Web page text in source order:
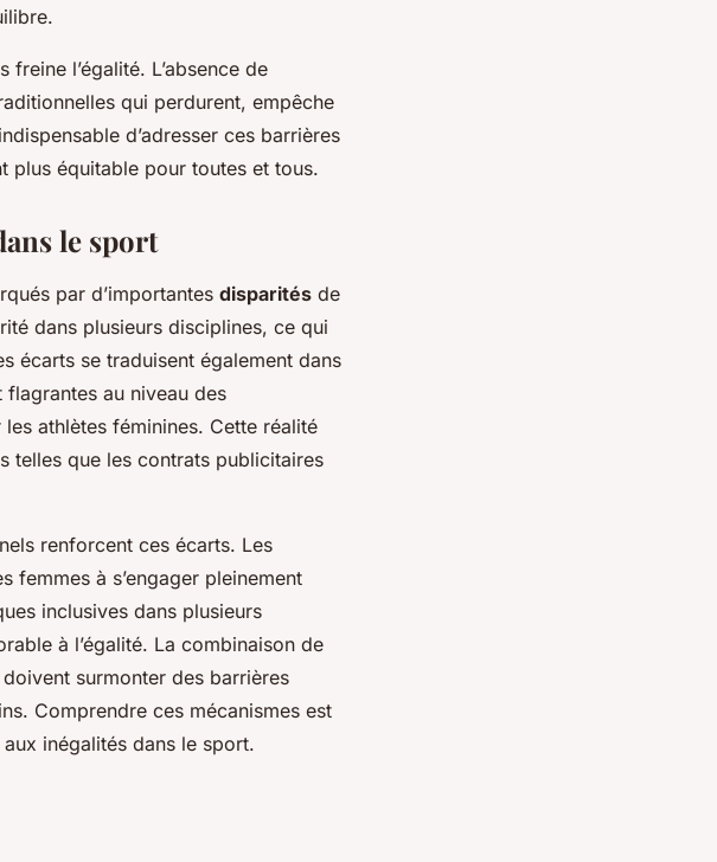
l’égalité. L’absence de
qui perdurent, empêche
d’adresser ces barrières
plus équitable pour toutes et tous.
le sport
par d’importantes disparités de
dans plusieurs disciplines, ce qui
écarts se traduisent également dans
flagrantes au niveau des
athlètes féminines. Cette réalité
telles que les contrats publicitaires
renforcent ces écarts. Les
femmes à s’engager pleinement
inclusives dans plusieurs
à l’égalité. La combinaison de
surmonter des barrières
Comprendre ces mécanismes est
inégalités dans le sport.